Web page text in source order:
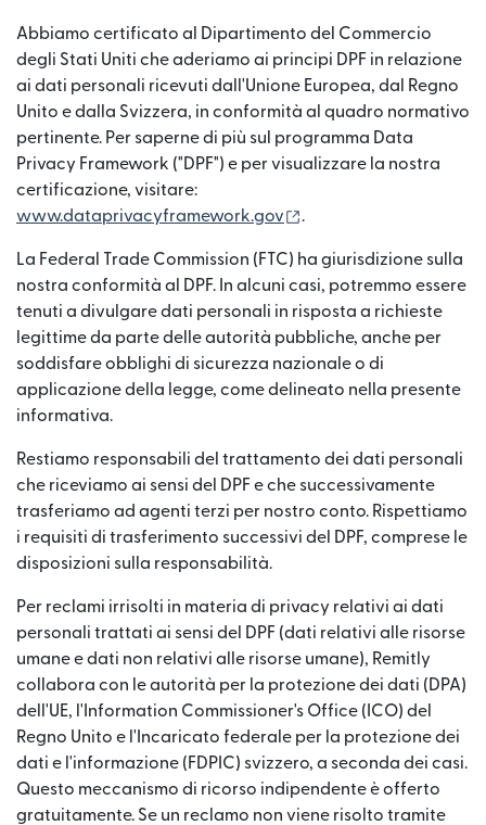
Abbiamo certificato al Dipartimento del Commercio
degli Stati Uniti che aderiamo ai principi DPF in relazione
ai dati personali ricevuti dall'Unione Europea, dal Regno
Unito e dalla Svizzera, in conformità al quadro normativo
pertinente. Per saperne di più sul programma Data
Privacy Framework ("DPF") e per visualizzare la nostra
certificazione, visitare:
www.dataprivacyframework.gov
.
La Federal Trade Commission (FTC) ha giurisdizione sulla
nostra conformità al DPF. In alcuni casi, potremmo essere
tenuti a divulgare dati personali in risposta a richieste
legittime da parte delle autorità pubbliche, anche per
soddisfare obblighi di sicurezza nazionale o di
applicazione della legge, come delineato nella presente
informativa.
Restiamo responsabili del trattamento dei dati personali
che riceviamo ai sensi del DPF e che successivamente
trasferiamo ad agenti terzi per nostro conto. Rispettiamo
i requisiti di trasferimento successivi del DPF, comprese le
disposizioni sulla responsabilità.
Per reclami irrisolti in materia di privacy relativi ai dati
personali trattati ai sensi del DPF (dati relativi alle risorse
umane e dati non relativi alle risorse umane), Remitly
collabora con le autorità per la protezione dei dati (DPA)
dell'UE, l'Information Commissioner's Office (ICO) del
Regno Unito e l'Incaricato federale per la protezione dei
dati e l'informazione (FDPIC) svizzero, a seconda dei casi.
Questo meccanismo di ricorso indipendente è offerto
gratuitamente. Se un reclamo non viene risolto tramite